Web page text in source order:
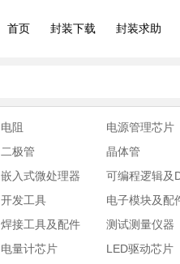
首页 封装下载 封装求助
电阻
电源管理芯片
二极管
晶体管
嵌入式微处理器
可编程逻辑及
开发工具
电子模块及配
焊接工具及配件
测试测量仪器
电量计芯片
LED驱动芯片